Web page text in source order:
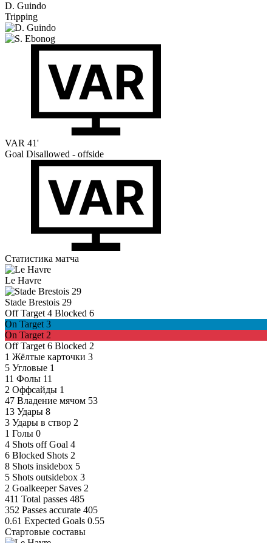
D. Guindo
Tripping
VAR 41'
Goal Disallowed - offside
Статистика матча
Le Havre
Stade Brestois 29
Off Target 4 Blocked 6
On Target 3
On Target 2
Off Target 6 Blocked 2
1 Жёлтые карточки 3
5 Угловые 1
11 Фолы 11
2 Оффсайды 1
47 Владение мячом 53
13 Удары 8
3 Удары в створ 2
1 Голы 0
4 Shots off Goal 4
6 Blocked Shots 2
8 Shots insidebox 5
5 Shots outsidebox 3
2 Goalkeeper Saves 2
411 Total passes 485
352 Passes accurate 405
0.61 Expected Goals 0.55
Стартовые составы